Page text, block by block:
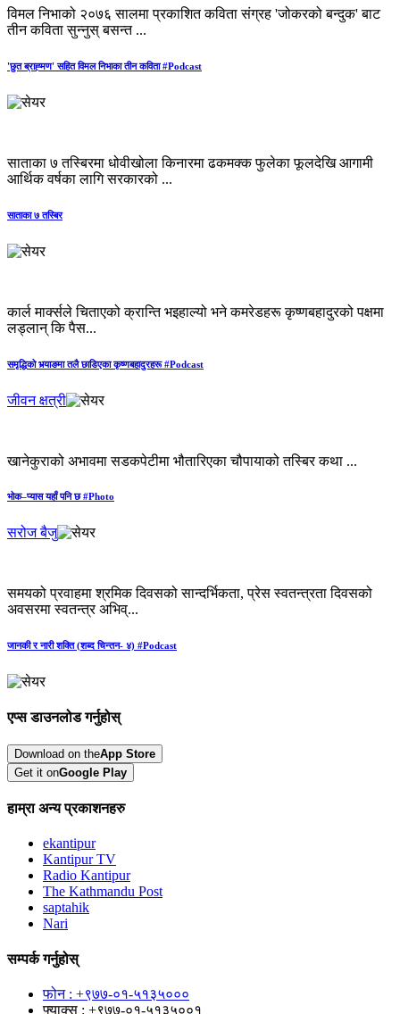
विमल निभाको २०७६ सालमा प्रकाशित कविता संग्रह 'जोकरको बन्दुक' बाट
तीन कविता सुन्नुस् बसन्त ...
'छुत ब्राह्‍मण' सहित विमल निभाका तीन कविता #Podcast
साताका ७ तस्बिरमा धोवीखोला किनारमा ढकमक्क फुलेका फूलदेखि आगामी
आर्थिक वर्षका लागि सरकारको ...
साताका ७ तस्बिर
कार्ल मार्क्सले चिताएको क्रान्ति भइहाल्यो भने कमरेडहरू कृष्णबहादुरको पक्षमा
लड्लान् कि पैस...
समृद्धिको भर्‍याङमा तलै छाडिएका कृष्णबहादुरहरू #Podcast
जीवन क्षत्री
खानेकुराको अभावमा सडकपेटीमा भौतारिएका चौपायाको तस्बिर कथा ...
भोक–प्यास यहाँ पनि छ #Photo
सरोज बैजु
समयको प्रवाहमा श्रमिक दिवसको सान्दर्भिकता, प्रेस स्वतन्त्रता दिवसको
अवसरमा स्वतन्त्र अभिव्...
जानकी र नारी शक्ति (शब्द चिन्तन- ४) #Podcast
एप्स डाउनलोड गर्नुहोस्
Download on theApp Store
Get it onGoogle Play
हाम्रा अन्य प्रकाशनहरु
ekantipur
Kantipur TV
Radio Kantipur
The Kathmandu Post
saptahik
Nari
सम्पर्क गर्नुहोस्
फोन : +९७७-०१-५१३५०००
फ्याक्स : +९७७-०१-५१३५००१